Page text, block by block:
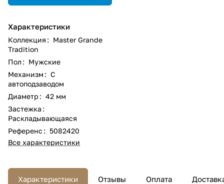
Характеристики
Коллекция : Master Grande
Tradition
Пол : Мужские
Механизм : С
автоподзаводом
Диаметр : 42 мм
Застежка :
Раскладывающаяся
Референс : 5082420
Все характеристики
Характеристики Отзывы Оплата